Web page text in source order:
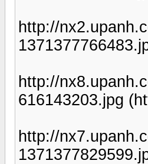
http://
http://
616143203.jpg
http://